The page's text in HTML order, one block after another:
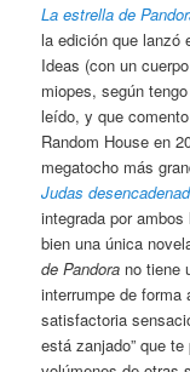
La estrella de
la edición que lanzó
Ideas (con un
miopes, según
leído, y que
Random House en
megatocho más
Judas
integrada por
bien una única
de Pandora no tiene
interrumpe de
satisfactoria
está zanjado” que